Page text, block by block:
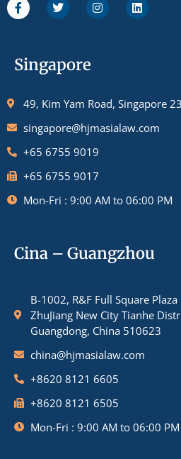
Singapore
49, Kim Yam Road, Singapore
singapore@hjmasialaw.com
+65 6755 9019
+65 6755 9017
Mon-Fri : 9:00 AM to 06:00 PM
Cina – Guangzhou
B-1002, R&F Full Square
ZhuJiang New City Tianhe
Guangdong, China 510623
china@hjmasialaw.com
+8620 8121 6605
+8620 8121 6505
Mon-Fri : 9:00 AM to 06:00 PM